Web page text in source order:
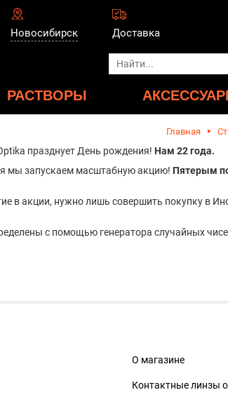
Новосибирск Доставка
РАСТВОРЫ
Главная
празднует День рождения! Нам 22 года.
мы запускаем масштабную акцию! Пятерым
в акции, нужно лишь совершить покупку в
с помощью генератора случайных
О магазине
Контактные линзы